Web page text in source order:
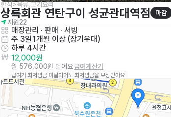
한식>육류,고기요리
상록회관 연탄구이 성균관대역점
마감
지원22
매장관리 · 판매 · 서빙
주 3일1개월 이상 (장기우대)
하루 4시간
12,000원
월 576,000원 벌어요급여계산기
급여가 최저임금 미달이어도 최저임금을 보장받아요